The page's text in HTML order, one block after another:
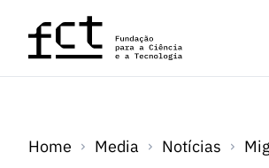
Saltar para o conteúdo principal
Home Media Notícias